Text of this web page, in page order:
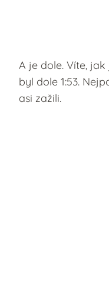
A je dole. Víte,
byl dole 1:53.
asi zažili.